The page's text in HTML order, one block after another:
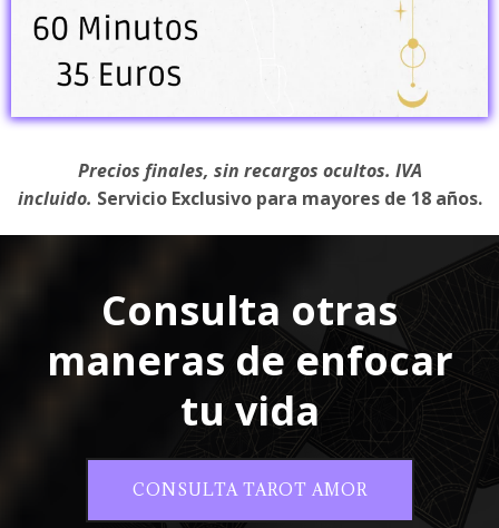
Precios finales, sin recargos ocultos. IVA
incluido. Servicio Exclusivo para mayores de 18 años.
Consulta otras
maneras de enfocar
tu vida
CONSULTA TAROT AMOR